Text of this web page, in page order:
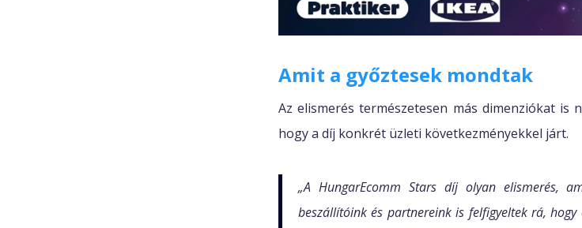
Amit a győztesek mondtak
Az elismerés természetesen más dimenziókat is
hogy a díj konkrét üzleti következményekkel járt.
„A HungarEcomm Stars díj olyan elismerés,
beszállítóink és partnereink is felfigyeltek rá,